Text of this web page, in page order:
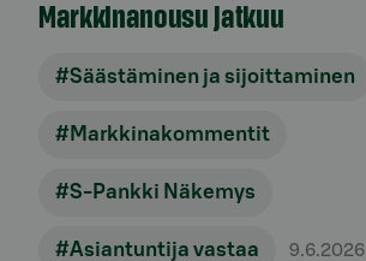
Markkinanousu jatkuu
#Säästäminen ja sijoittaminen
#Markkinakommentit
#S-Pankki Näkemys
#Asiantuntija vastaa 9.6.2026